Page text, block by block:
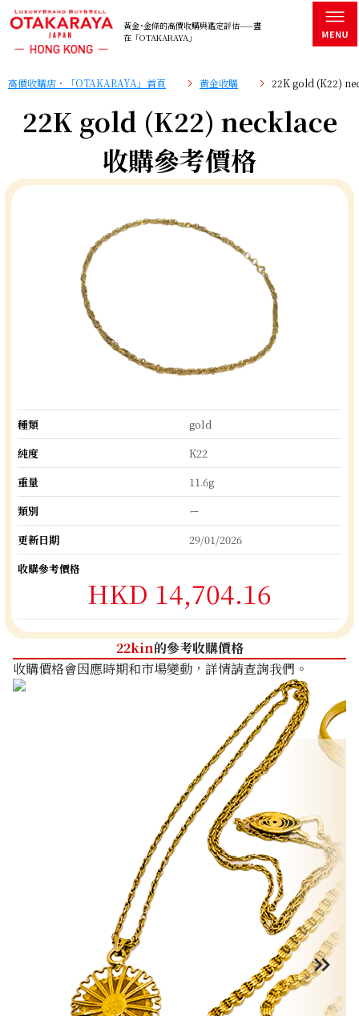
黃金･金條的高價收購與鑑定評估——盡
在「OTAKARAYA」
高價收購店・「OTAKARAYA」首頁 黄金收購 22K gold (K22)
22K gold (K22) necklace
收購參考價格
種類
gold
純度
K22
重量
11.6g
類別
ー
更新日期
29/01/2026
收購參考價格
HKD 14,704.16
22kin的參考收購價格
收購價格會因應時期和市場變動，詳情請查詢我們。